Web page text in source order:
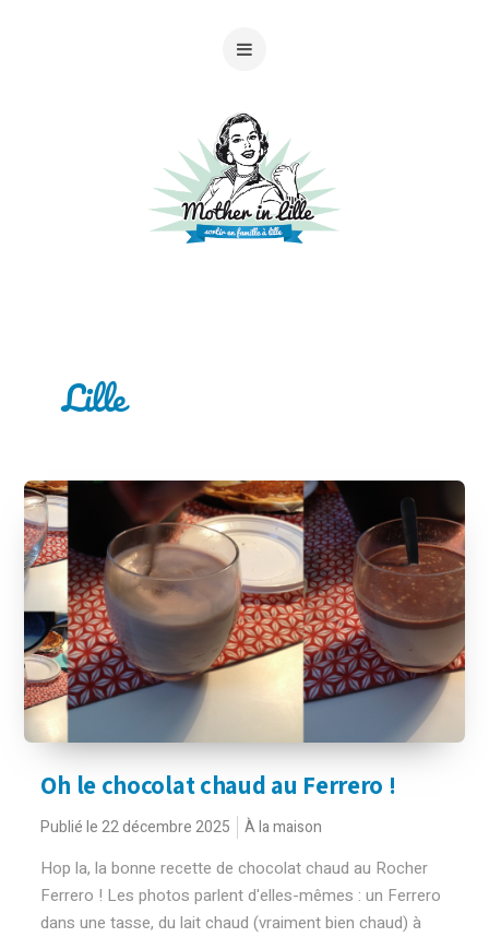
Lille
Oh le chocolat chaud au Ferrero !
Publié le 22 décembre 2025 À la maison
Hop la, la bonne recette de chocolat chaud au Rocher
Ferrero ! Les photos parlent d'elles-mêmes : un Ferrero
dans une tasse, du lait chaud (vraiment bien chaud) à